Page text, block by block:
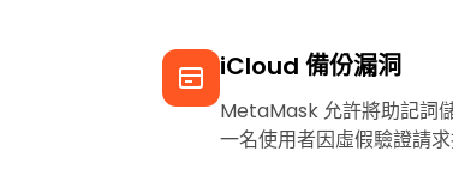
iCloud 備份漏洞
MetaMask 允許將助記詞
一名使用者因虛假驗證請